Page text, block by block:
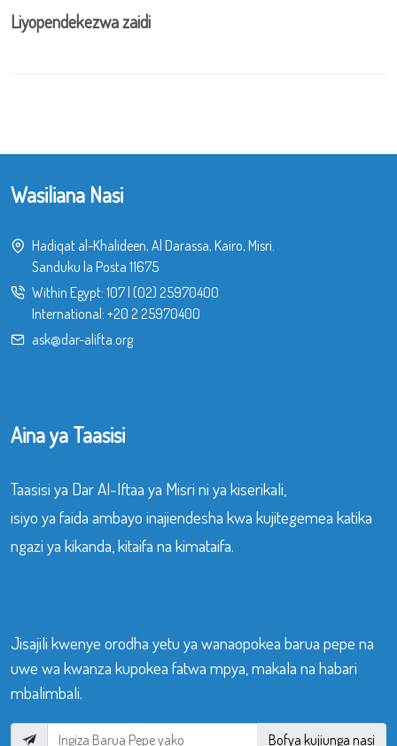
Liyopendekezwa zaidi
Wasiliana Nasi
Hadiqat al-Khalideen, Al Darassa, Kairo, Misri.
Sanduku la Posta 11675
Within Egypt: 107| (02) 25970400
International: +20 2 25970400
ask@dar-alifta.org
Aina ya Taasisi
Taasisi ya Dar Al-Iftaa ya Misri ni ya kiserikali,
isiyo ya faida ambayo inajiendesha kwa kujitegemea katika
ngazi ya kikanda, kitaifa na kimataifa.
Jisajili kwenye orodha yetu ya wanaopokea barua pepe na
uwe wa kwanza kupokea fatwa mpya, makala na habari
mbalimbali.
Bofya kujiunga nasi